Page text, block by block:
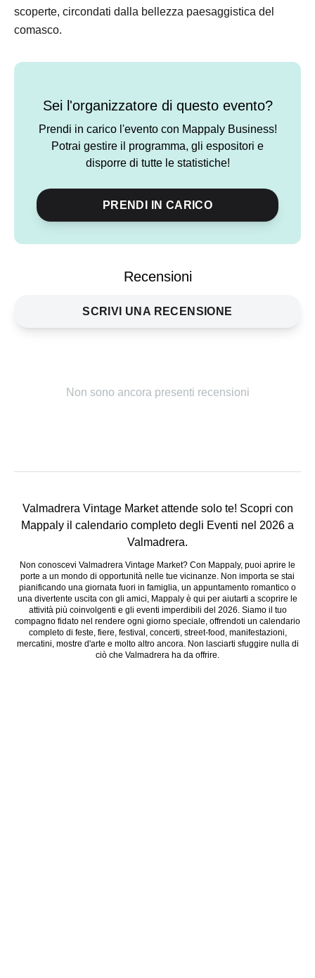
scoperte, circondati dalla bellezza paesaggistica del
comasco.
Sei l'organizzatore di questo evento?
Prendi in carico l'evento con Mappaly Business!
Potrai gestire il programma, gli espositori e
disporre di tutte le statistiche!
PRENDI IN CARICO
Recensioni
SCRIVI UNA RECENSIONE
Non sono ancora presenti recensioni
Valmadrera Vintage Market attende solo te! Scopri con
Mappaly il calendario completo degli Eventi nel 2026 a
Valmadrera.
Non conoscevi Valmadrera Vintage Market? Con Mappaly, puoi aprire le
porte a un mondo di opportunità nelle tue vicinanze. Non importa se stai
pianificando una giornata fuori in famiglia, un appuntamento romantico o
una divertente uscita con gli amici, Mappaly è qui per aiutarti a scoprire le
attività più coinvolgenti e gli eventi imperdibili del 2026. Siamo il tuo
compagno fidato nel rendere ogni giorno speciale, offrendoti un calendario
completo di feste, fiere, festival, concerti, street-food, manifestazioni,
mercatini, mostre d'arte e molto altro ancora. Non lasciarti sfuggire nulla di
ciò che Valmadrera ha da offrire.
Condividievento